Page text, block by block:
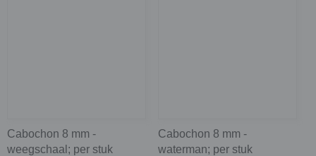
Cabochon 8 mm -
weegschaal; per stuk
Cabochon 8 mm -
waterman; per stuk